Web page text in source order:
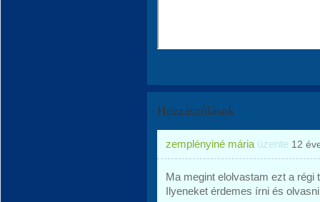
Hozzászólások
zemplényiné mária üzente 12
Ma megint elolvastam ezt a
Ilyeneket érdemes írni és